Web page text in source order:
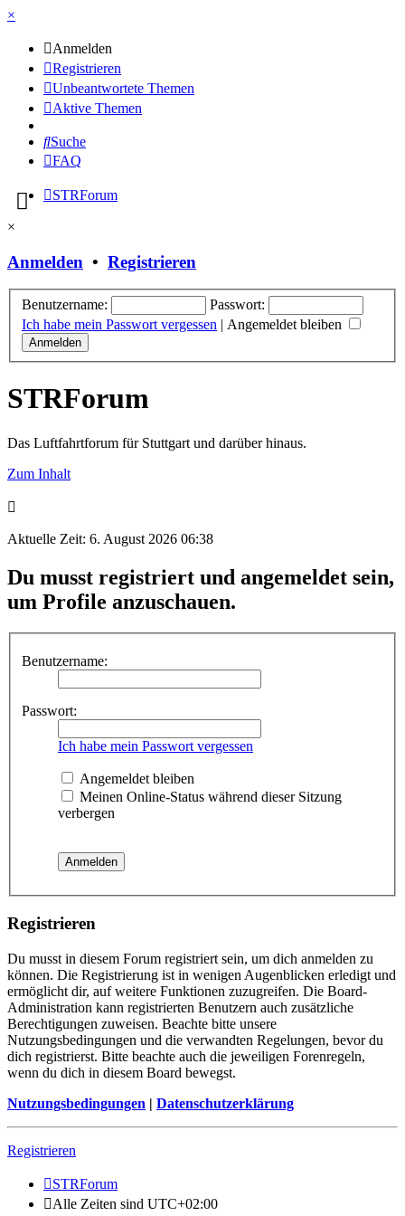
×
Anmelden
Registrieren
Unbeantwortete Themen
Aktive Themen
Suche
FAQ
STRForum
×
Anmelden • Registrieren
Benutzername:
Passwort:
Ich habe mein Passwort vergessen | Angemeldet bleiben
STRForum
Das Luftfahrtforum für Stuttgart und darüber hinaus.
Zum Inhalt
Aktuelle Zeit: 6. August 2026 06:38
Du musst registriert und angemeldet sein,
um Profile anzuschauen.
Benutzername:
Passwort:
Ich habe mein Passwort vergessen
Angemeldet bleiben
Meinen Online-Status während dieser Sitzung
verbergen
Registrieren
Du musst in diesem Forum registriert sein, um dich anmelden zu
können. Die Registrierung ist in wenigen Augenblicken erledigt und
ermöglicht dir, auf weitere Funktionen zuzugreifen. Die Board-
Administration kann registrierten Benutzern auch zusätzliche
Berechtigungen zuweisen. Beachte bitte unsere
Nutzungsbedingungen und die verwandten Regelungen, bevor du
dich registrierst. Bitte beachte auch die jeweiligen Forenregeln,
wenn du dich in diesem Board bewegst.
Nutzungsbedingungen | Datenschutzerklärung
Registrieren
STRForum
Alle Zeiten sind UTC+02:00